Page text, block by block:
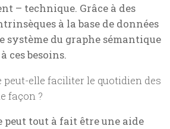
– technique. Grâce à des
à la base de données
système du graphe sémantique
ces besoins.
peut-elle faciliter le quotidien des
façon ?
peut tout à fait être une aide